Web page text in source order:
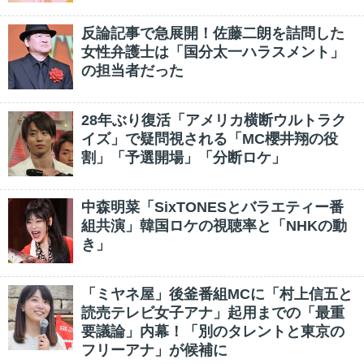
反論記事で急展開！佐藤二朗を詰問した
女性弁護士は「国分太一ハラスメント」
の担当者だった
28年ぶり復活「アメリカ横断ウルトラク
イズ」で疑問視される「MC櫻井翔の役
割」「予選開場」「分断ロケ」
中森明菜「SixTONESとバラエティー番
組共演」韓国ロケの視聴率と「NHKの動
き」
「ミヤネ屋」後釜番組MCに「村上信五と
読売テレビ女子アナ」起用までの「最重
要議論」内幕！「別のタレントと東京の
フリーアナ」が候補に